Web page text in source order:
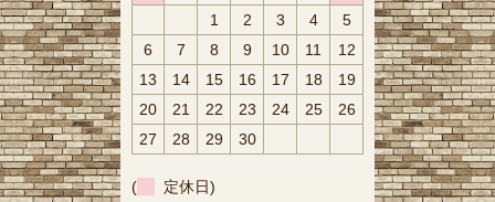
1
2 3 4
5
6
7 8 9 10 11
12
13
14 15 16 17 18
19
20
21 22 23 24 25
26
27
28 29 30
( 定休日)